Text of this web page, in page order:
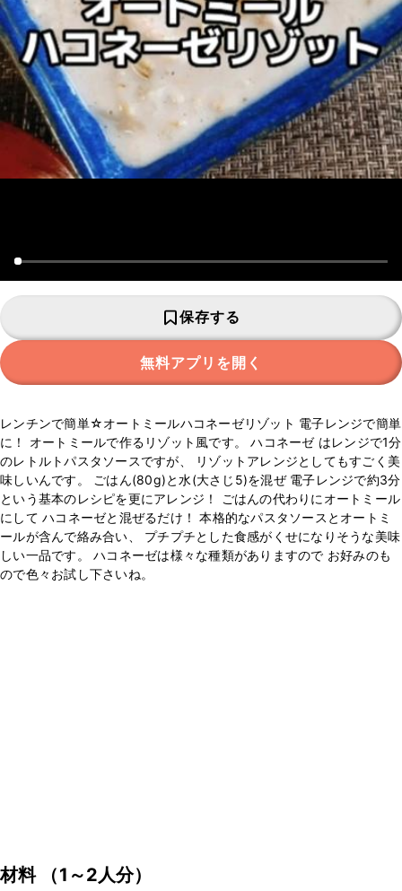
保存する
無料アプリを開く
レンチンで簡単☆オートミールハコネーゼリゾット 電子レンジで簡単
に！ オートミールで作るリゾット風です。 ハコネーゼ はレンジで1分
のレトルトパスタソースですが、 リゾットアレンジとしてもすごく美
味しいんです。 ごはん(80g)と水(大さじ5)を混ぜ 電子レンジで約3分
という基本のレシピを更にアレンジ！ ごはんの代わりにオートミール
にして ハコネーゼと混ぜるだけ！ 本格的なパスタソースとオートミ
ールが含んで絡み合い、 プチプチとした食感がくせになりそうな美味
しい一品です。 ハコネーゼは様々な種類がありますので お好みのも
ので色々お試し下さいね。
材料 （1～2人分）